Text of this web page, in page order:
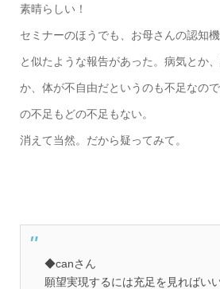
素晴らしい！
セミナーのほうでも、お母さんの認知
と似たような報告があった。病気とか
か、体が不自由だというのも不足なの
の不足もどの不足もない。
消えて当然。だから疑ってみて。
◆canさん
願望実現するには充足を見ればい